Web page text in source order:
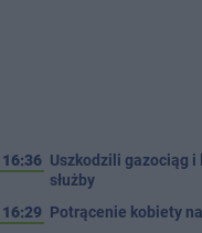
16:36 Uszkodzili gazociąg
służby
16:29 Potrącenie kobiety